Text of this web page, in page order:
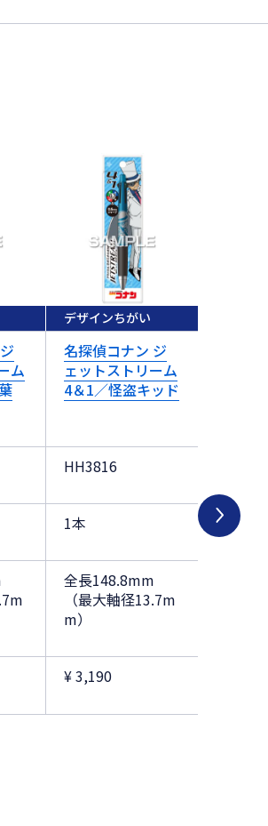
ム
デザインちがい
名探偵コナン ジ
ェットストリーム
4＆1／怪盗キッド
HH3816
1本
全長148.8mm
（最大軸径13.7m
m）
¥ 3,190
1本